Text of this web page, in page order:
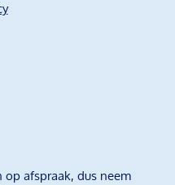
afspraak, dus neem